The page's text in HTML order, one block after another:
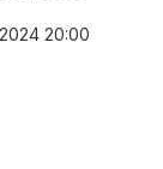
20:00